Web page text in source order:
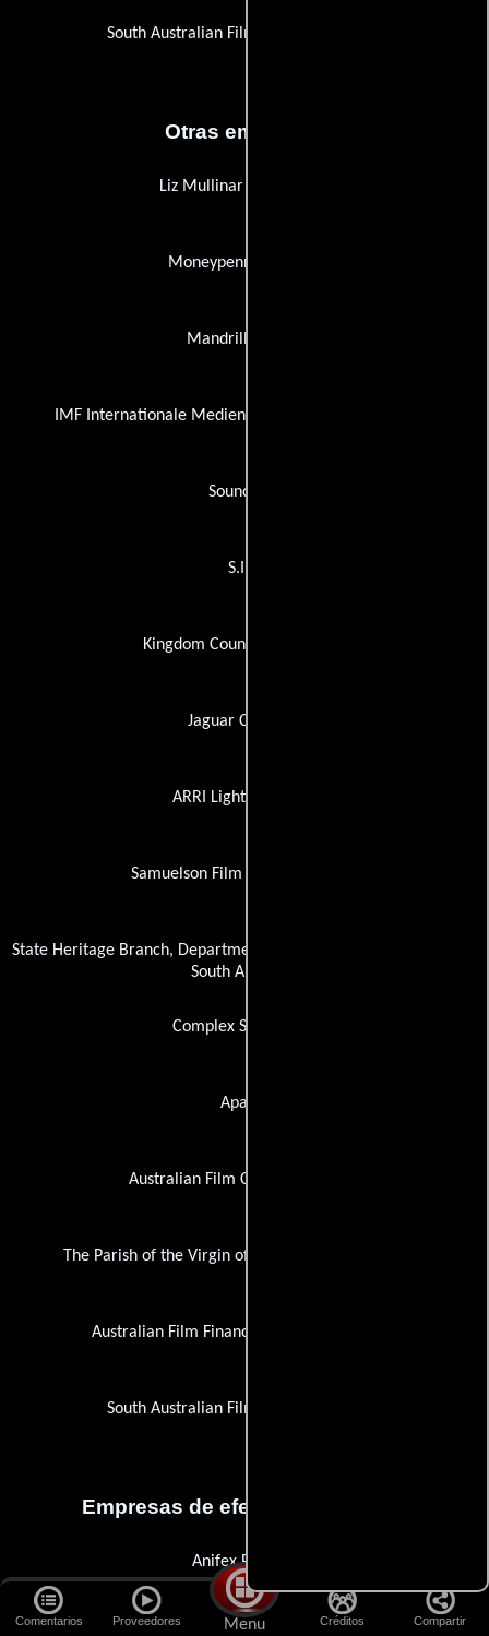
Comentarios Proveedores Menu Créditos Compartir
South Australian Film Corporation, The
Otras empresas
Liz Mullinar Consultants
Moneypenny Services
Mandrill Studios
IMF Internationale Medien und Film GmbH & Co. 3. P
Soundfirm
S.I.S.
Kingdom County Productions
Jaguar Cars Ltd.
ARRI Lighting Rental
Samuelson Film Service Pty. Ltd.
State Heritage Branch, Department of Environment and Planning,
South Australia
Complex Studio, The
Aparte
Australian Film Commission, The
The Parish of the Virgin of Guadalupe, Ciudad Acuñ
Australian Film Finance Corporation (AFFC)
South Australian Film Corporation, The
Empresas de efectos especiales
Anifex Pty. Ltd.